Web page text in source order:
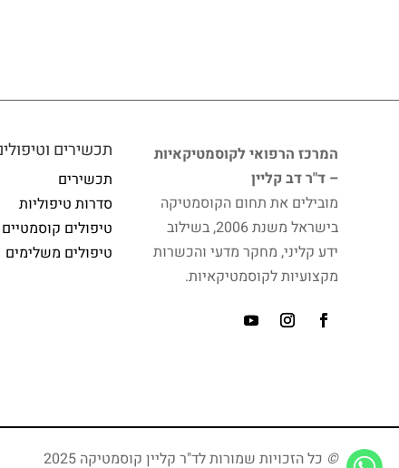
תכשירים
תכשירים
סדרות טיפוליות
טיפולים קוסמטיים
טיפולים משלימים
המרכז הרפואי לקוסמטיקאיות
– ד"ר דב קליין
מובילים את תחום הקוסמטיקה
בישראל משנת 2006, בשילוב
ידע קליני, מחקר מדעי והכשרות
מקצועיות לקוסמטיקאיות.
© כל הזכויות שמורות לד"ר קליין קוסמטיקה 2025